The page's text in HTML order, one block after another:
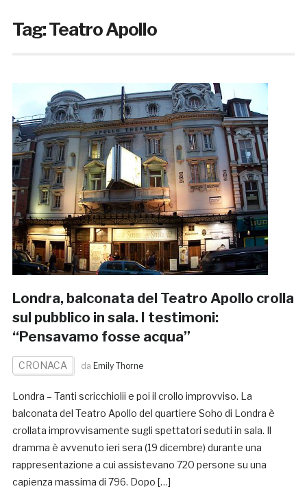
Tag:Teatro Apollo
Londra, balconata del Teatro Apollo crolla
sul pubblico in sala. I testimoni:
“Pensavamo fosse acqua”
CRONACA da Emily Thorne
Londra – Tanti scricchiolii e poi il crollo improvviso. La
balconata del Teatro Apollo del quartiere Soho di Londra è
crollata improvvisamente sugli spettatori seduti in sala. Il
dramma è avvenuto ieri sera (19 dicembre) durante una
rappresentazione a cui assistevano 720 persone su una
capienza massima di 796. Dopo […]